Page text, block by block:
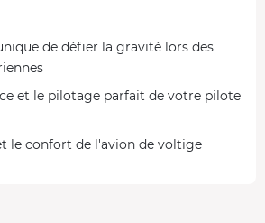
de défier la gravité lors des
et le pilotage parfait de votre pilote
le confort de l'avion de voltige